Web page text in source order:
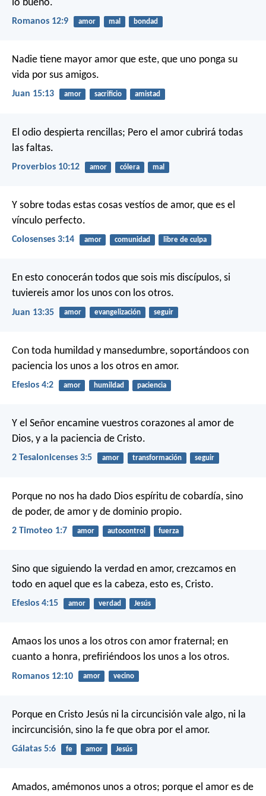
lo bueno.
Romanos 12:9 amor mal bondad
Nadie tiene mayor amor que este, que uno ponga su
vida por sus amigos.
Juan 15:13 amor sacrificio amistad
El odio despierta rencillas; Pero el amor cubrirá todas
las faltas.
Proverbios 10:12 amor cólera mal
Y sobre todas estas cosas vestíos de amor, que es el
vínculo perfecto.
Colosenses 3:14 amor comunidad libre de culpa
En esto conocerán todos que sois mis discípulos, si
tuviereis amor los unos con los otros.
Juan 13:35 amor evangelización seguir
Con toda humildad y mansedumbre, soportándoos con
paciencia los unos a los otros en amor.
Efesios 4:2 amor humildad paciencia
Y el Señor encamine vuestros corazones al amor de
Dios, y a la paciencia de Cristo.
2 Tesalonicenses 3:5 amor transformación seguir
Porque no nos ha dado Dios espíritu de cobardía, sino
de poder, de amor y de dominio propio.
2 Timoteo 1:7 amor autocontrol fuerza
Sino que siguiendo la verdad en amor, crezcamos en
todo en aquel que es la cabeza, esto es, Cristo.
Efesios 4:15 amor verdad Jesús
Amaos los unos a los otros con amor fraternal; en
cuanto a honra, prefiriéndoos los unos a los otros.
Romanos 12:10 amor vecino
Porque en Cristo Jesús ni la circuncisión vale algo, ni la
incircuncisión, sino la fe que obra por el amor.
Gálatas 5:6 fe amor Jesús
Amados, amémonos unos a otros; porque el amor es de